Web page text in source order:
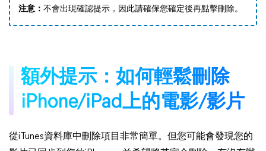
注意： 不會出現確認提示，因此請確保您確定後再點擊刪除。
額外提示：如何輕鬆刪除
iPhone/iPad上的電影/影片
從iTunes資料庫中刪除項目非常簡單。但您可能會發現您的